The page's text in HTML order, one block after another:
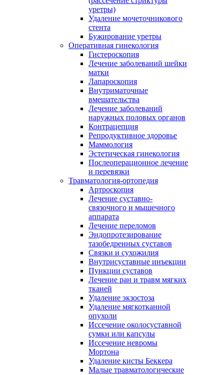
уретры)
Удаление мочеточникового
стента
Бужирование уретры
Оперативная гинекология
Гистероскопия
Лечение заболеваний шейки
матки
Лапароскопия
Внутриматочные
вмешательства
Лечение заболеваний
наружных половых органов
Контрацепция
Репродуктивное здоровье
Маммология
Эстетическая гинекология
Послеоперационное лечение
и перевязки
Травматология-ортопедия
Артроскопия
Лечение суставно-
связочного и мышечного
аппарата
Лечение переломов
Эндопротезирование
тазобедренных суставов
Связки и сухожилия
Внутрисуставные инъекции
Пункции суставов
Лечение ран и травм мягких
тканей
Удаление экзостоза
Удаление мягкотканной
опухоли
Иссечение околосуставной
сумки или капсулы
Иссечение невромы
Мортона
Удаление кисты Беккера
Малые травматологические